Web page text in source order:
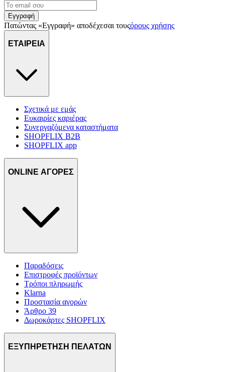
Εγγραφή
Πατώντας «Εγγραφή» αποδέχεσαι τουςόρους χρήσης
ΕΤΑΙΡΕΙΑ
Σχετικά με εμάς
Ευκαιρίες καριέρας
Συνεργαζόμενα καταστήματα
SHOPFLIX B2B
SHOPFLIX app
ONLINE ΑΓΟΡΕΣ
Παραδόσεις
Επιστροφές προϊόντων
Τρόποι πληρωμής
Klarna
Προστασία αγορών
Άρθρο 39
Δωροκάρτες SHOPFLIX
ΕΞΥΠΗΡΕΤΗΣΗ ΠΕΛΑΤΩΝ